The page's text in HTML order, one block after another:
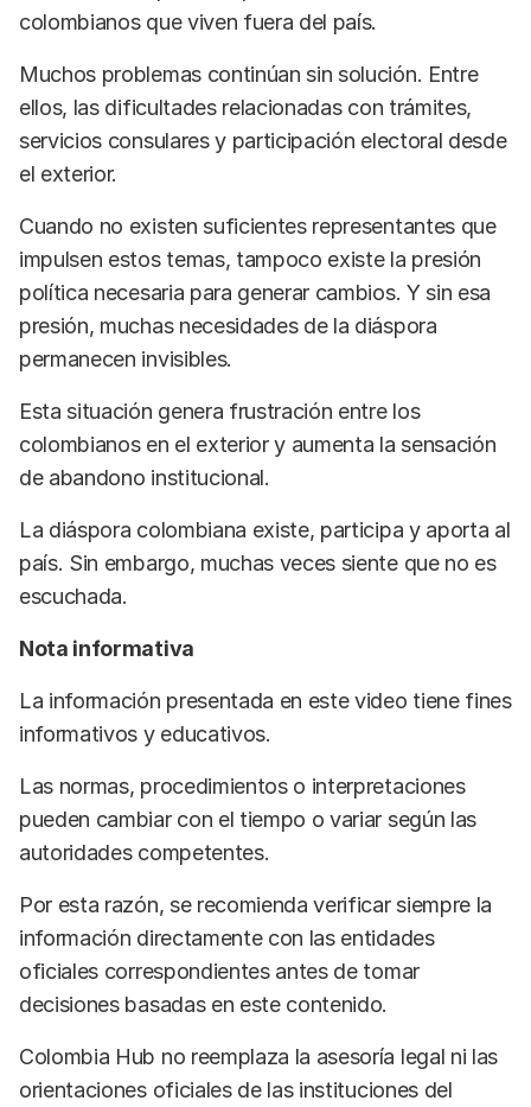
colombianos que viven fuera del país.
Muchos problemas continúan sin solución. Entre
ellos, las dificultades relacionadas con trámites,
servicios consulares y participación electoral desde
el exterior.
Cuando no existen suficientes representantes que
impulsen estos temas, tampoco existe la presión
política necesaria para generar cambios. Y sin esa
presión, muchas necesidades de la diáspora
permanecen invisibles.
Esta situación genera frustración entre los
colombianos en el exterior y aumenta la sensación
de abandono institucional.
La diáspora colombiana existe, participa y aporta al
país. Sin embargo, muchas veces siente que no es
escuchada.
Nota informativa
La información presentada en este video tiene fines
informativos y educativos.
Las normas, procedimientos o interpretaciones
pueden cambiar con el tiempo o variar según las
autoridades competentes.
Por esta razón, se recomienda verificar siempre la
información directamente con las entidades
oficiales correspondientes antes de tomar
decisiones basadas en este contenido.
Colombia Hub no reemplaza la asesoría legal ni las
orientaciones oficiales de las instituciones del